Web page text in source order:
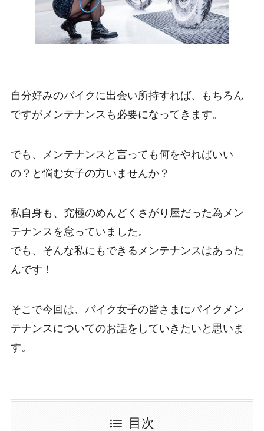
自分好みのバイクに出会い所持すれば、もちろん
ですがメンテナンスも必要になってきます。
でも、メンテナンスと言っても何をやればいい
の？と悩む女子の方いませんか？
私自身も、究極のめんどくさがり屋だった為メン
テナンスを怠っていました。
でも、そんな私にもできるメンテナンスはあった
んです！
そこで今回は、バイク女子の皆さまにバイクメン
テナンスについてのお話をしていきたいと思いま
す。
目次